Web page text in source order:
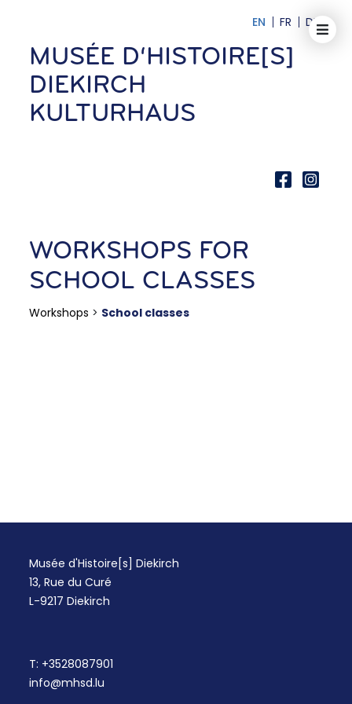
EN FR DE
MUSÉE D‘HISTOIRE[S]
DIEKIRCH
KULTURHAUS
WORKSHOPS FOR
SCHOOL CLASSES
Workshops > School classes
Musée d'Histoire[s] Diekirch
13, Rue du Curé
L-9217 Diekirch
T: +3528087901
info@mhsd.lu